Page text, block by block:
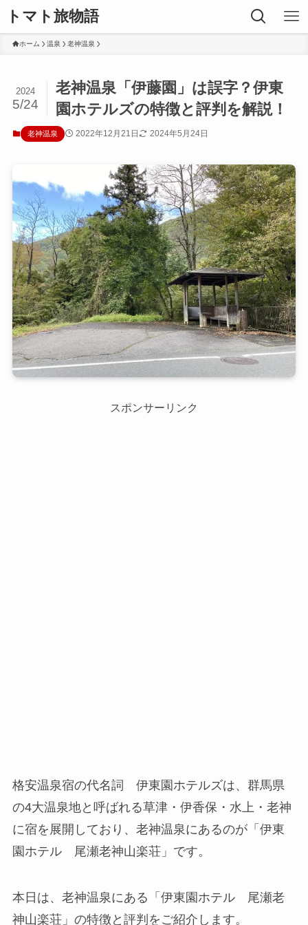
トマト旅物語
ホーム 温泉 老神温泉
老神温泉「伊藤園」は誤字？伊東
園ホテルズの特徴と評判を解説！
2024
5/24
老神温泉 2022年12月21日 2024年5月24日
スポンサーリンク
格安温泉宿の代名詞 伊東園ホテルズは、群馬県
の4大温泉地と呼ばれる草津・伊香保・水上・老神
に宿を展開しており、老神温泉にあるのが「伊東
園ホテル 尾瀬老神山楽荘」です。
本日は、老神温泉にある「伊東園ホテル 尾瀬老
神山楽荘」の特徴と評判をご紹介します。